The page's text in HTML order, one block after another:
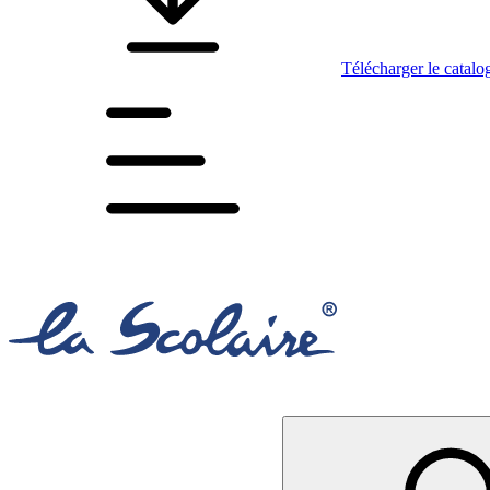
Télécharger le